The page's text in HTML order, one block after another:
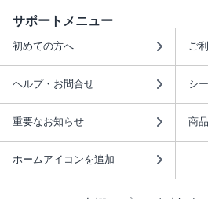
サポートメニュー
初めての方へ ご
ヘルプ・お問合せ シ
重要なお知らせ 商
ホームアイコンを追加